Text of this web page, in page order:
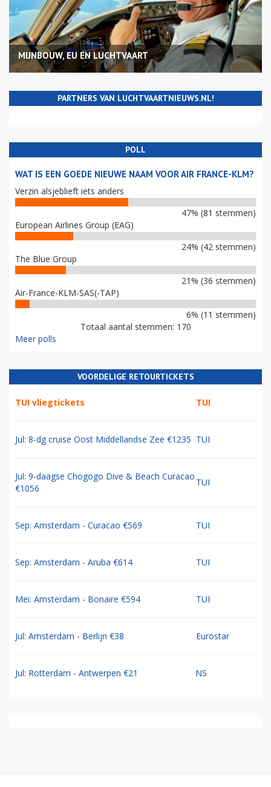
MIJNBOUW, EU EN LUCHTVAART
PARTNERS VAN LUCHTVAARTNIEUWS.NL!
POLL
WAT IS EEN GOEDE NIEUWE NAAM VOOR AIR FRANCE-KLM?
Verzin alsjeblieft iets anders
47% (81 stemmen)
European Airlines Group (EAG)
24% (42 stemmen)
The Blue Group
21% (36 stemmen)
Air-France-KLM-SAS(-TAP)
6% (11 stemmen)
Totaal aantal stemmen: 170
Meer polls
VOORDELIGE RETOURTICKETS
TUI vliegtickets TUI
Jul: 8-dg cruise Oost Middellandse Zee €1235 TUI
Jul: 9-daagse Chogogo Dive & Beach Curacao
€1056
TUI
Sep: Amsterdam - Curacao €569 TUI
Sep: Amsterdam - Aruba €614 TUI
Mei: Amsterdam - Bonaire €594 TUI
Jul: Amsterdam - Berlijn €38 Eurostar
Jul: Rotterdam - Antwerpen €21 NS